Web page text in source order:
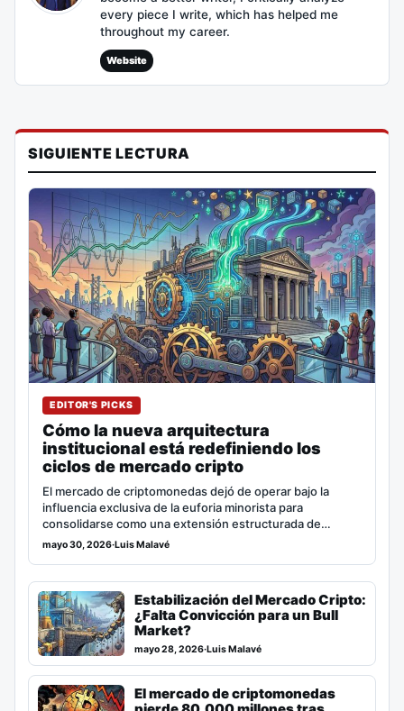
every piece I write, which has helped me
throughout my career.
Website
SIGUIENTE LECTURA
EDITOR'S PICKS
Cómo la nueva arquitectura
institucional está redefiniendo los
ciclos de mercado cripto
El mercado de criptomonedas dejó de operar bajo la
influencia exclusiva de la euforia minorista para
consolidarse como una extensión estructurada de…
mayo 30, 2026·Luis Malavé
Estabilización del Mercado Cripto:
¿Falta Convicción para un Bull
Market?
mayo 28, 2026·Luis Malavé
El mercado de criptomonedas